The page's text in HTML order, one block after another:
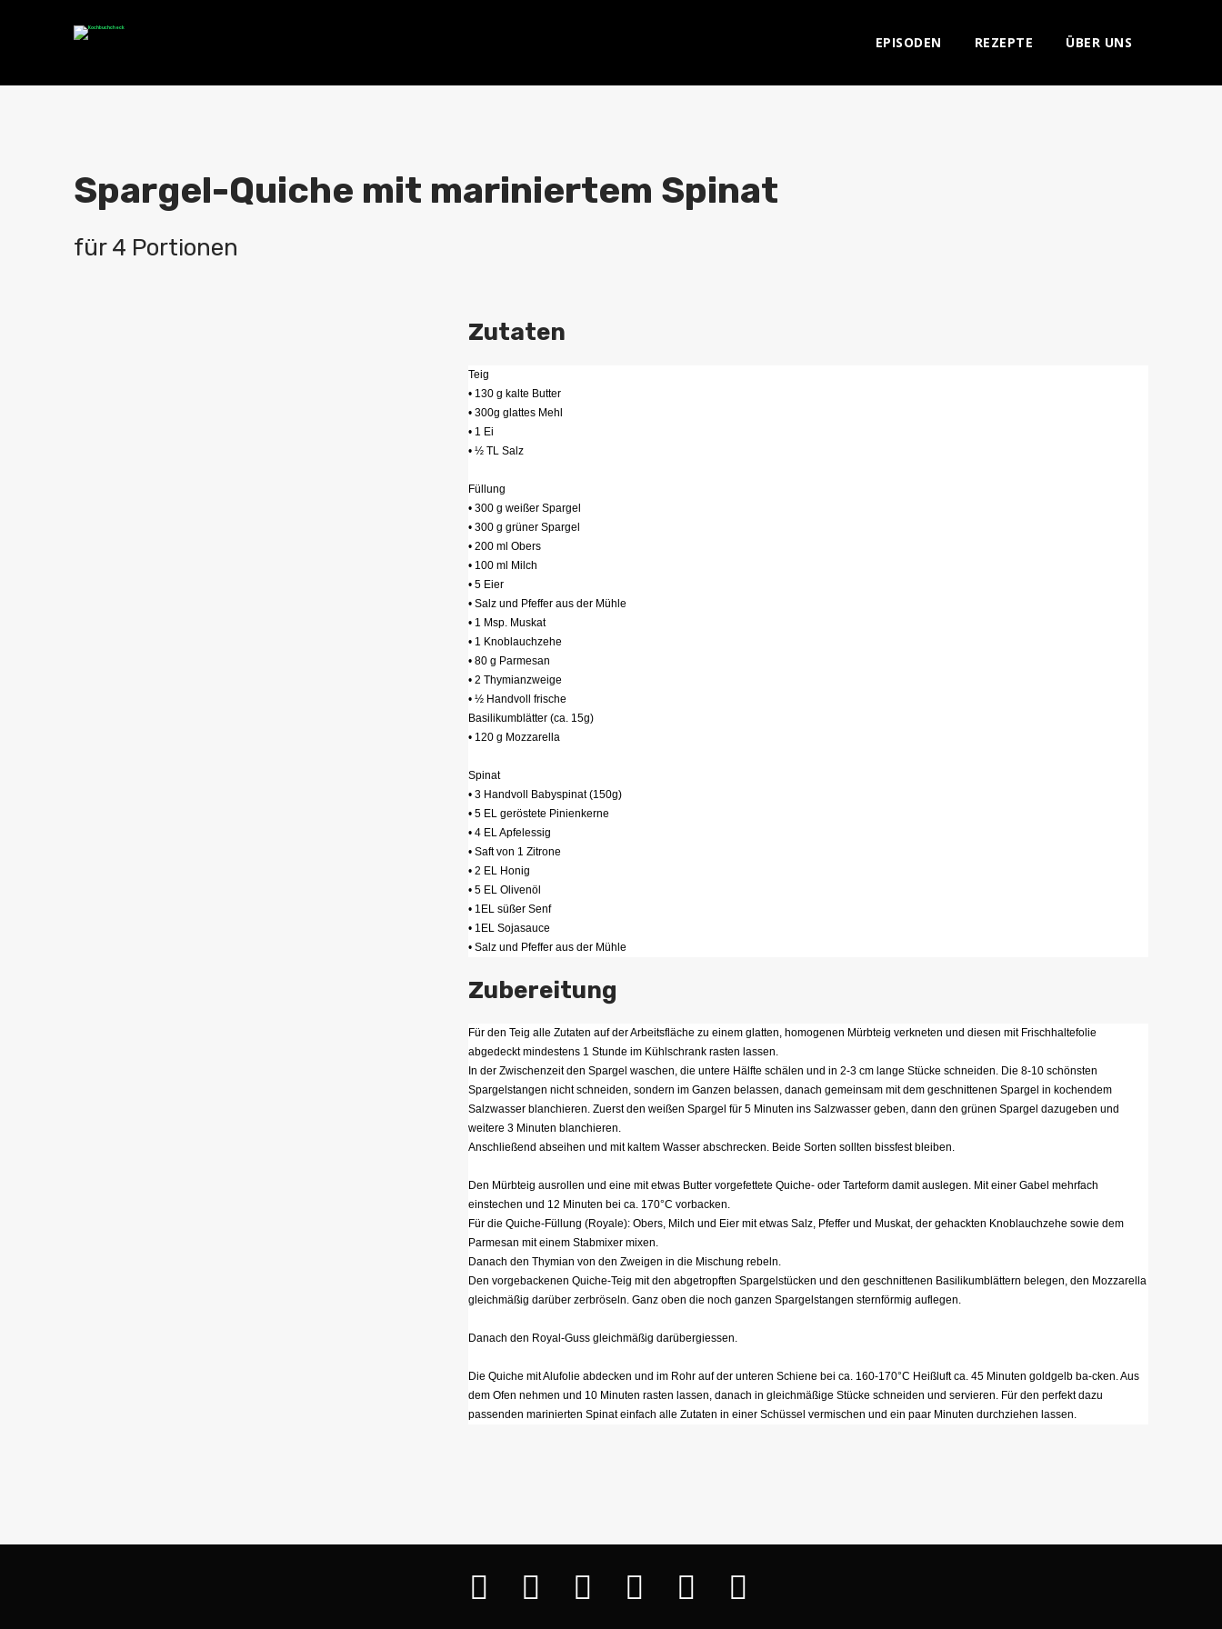
EPISODEN REZEPTE ÜBER UNS
Spargel-Quiche mit mariniertem Spinat
für 4 Portionen
Zutaten
Teig
• 130 g kalte Butter
• 300g glattes Mehl
• 1 Ei
• ½ TL Salz
Füllung
• 300 g weißer Spargel
• 300 g grüner Spargel
• 200 ml Obers
• 100 ml Milch
• 5 Eier
• Salz und Pfeffer aus der Mühle
• 1 Msp. Muskat
• 1 Knoblauchzehe
• 80 g Parmesan
• 2 Thymianzweige
• ½ Handvoll frische
Basilikumblätter (ca. 15g)
• 120 g Mozzarella
Spinat
• 3 Handvoll Babyspinat (150g)
• 5 EL geröstete Pinienkerne
• 4 EL Apfelessig
• Saft von 1 Zitrone
• 2 EL Honig
• 5 EL Olivenöl
• 1EL süßer Senf
• 1EL Sojasauce
• Salz und Pfeffer aus der Mühle
Zubereitung
Für den Teig alle Zutaten auf der Arbeitsfläche zu einem glatten, homogenen Mürbteig verkneten und diesen mit Frischhaltefolie
abgedeckt mindestens 1 Stunde im Kühlschrank rasten lassen.
In der Zwischenzeit den Spargel waschen, die untere Hälfte schälen und in 2-3 cm lange Stücke schneiden. Die 8-10 schönsten
Spargelstangen nicht schneiden, sondern im Ganzen belassen, danach gemeinsam mit dem geschnittenen Spargel in kochendem
Salzwasser blanchieren. Zuerst den weißen Spargel für 5 Minuten ins Salzwasser geben, dann den grünen Spargel dazugeben und
weitere 3 Minuten blanchieren.
Anschließend abseihen und mit kaltem Wasser abschrecken. Beide Sorten sollten bissfest bleiben.
Den Mürbteig ausrollen und eine mit etwas Butter vorgefettete Quiche- oder Tarteform damit auslegen. Mit einer Gabel mehrfach
einstechen und 12 Minuten bei ca. 170°C vorbacken.
Für die Quiche-Füllung (Royale): Obers, Milch und Eier mit etwas Salz, Pfeffer und Muskat, der gehackten Knoblauchzehe sowie dem
Parmesan mit einem Stabmixer mixen.
Danach den Thymian von den Zweigen in die Mischung rebeln.
Den vorgebackenen Quiche-Teig mit den abgetropften Spargelstücken und den geschnittenen Basilikumblättern belegen, den Mozzarella
gleichmäßig darüber zerbröseln. Ganz oben die noch ganzen Spargelstangen sternförmig auflegen.
Danach den Royal-Guss gleichmäßig darübergiessen.
Die Quiche mit Alufolie abdecken und im Rohr auf der unteren Schiene bei ca. 160-170°C Heißluft ca. 45 Minuten goldgelb ba-cken. Aus
dem Ofen nehmen und 10 Minuten rasten lassen, danach in gleichmäßige Stücke schneiden und servieren. Für den perfekt dazu
passenden marinierten Spinat einfach alle Zutaten in einer Schüssel vermischen und ein paar Minuten durchziehen lassen.